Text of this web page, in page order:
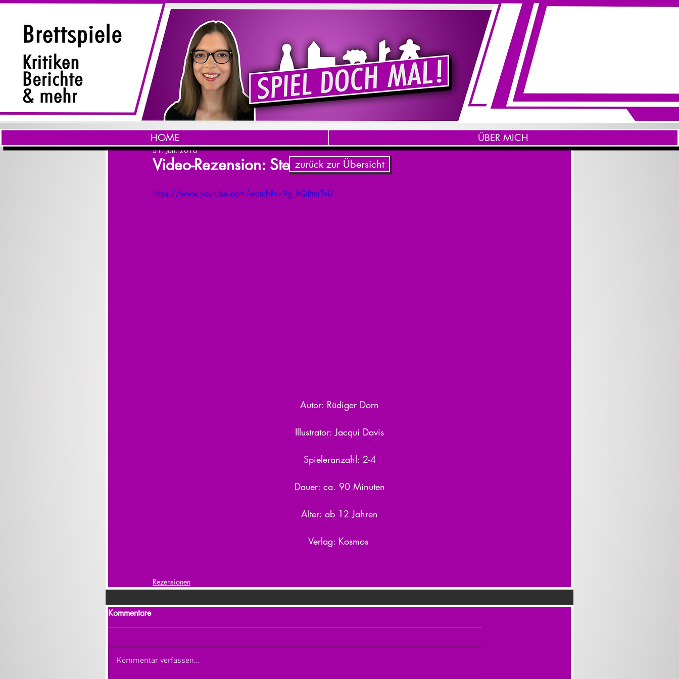
Video-Rezension: Steam Time
31. Jan. 2016
https://www.youtube.com/watch?v=9g_hQBmrTvU
Autor: Rüdiger Dorn
Illustrator: Jacqui Davis
Spieleranzahl: 2-4
Dauer: ca. 90 Minuten
Alter: ab 12 Jahren
Verlag: Kosmos
Rezensionen
Kommentare
Kommentar verfassen...
zurück zur Übersicht
HOME ÜBER MICH